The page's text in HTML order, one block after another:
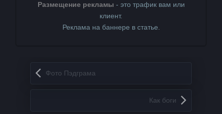
Размещение рекламы - это трафик вам или
клиент.
Реклама на баннере в статье.
Запись навигация
Фото Пэдграма
Как боги